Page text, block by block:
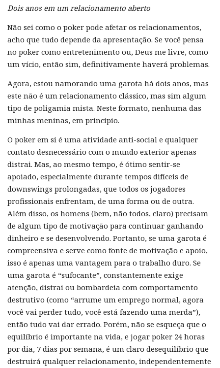
Dois anos em um relacionamento aberto
Não sei como o poker pode afetar os relacionamentos,
acho que tudo depende da apresentação. Se você pensa
no poker como entretenimento ou, Deus me livre, como
um vício, então sim, definitivamente haverá problemas.
Agora, estou namorando uma garota há dois anos, mas
este não é um relacionamento clássico, mas sim algum
tipo de poligamia mista. Neste formato, nenhuma das
minhas meninas, em princípio.
O poker em si é uma atividade anti-social e qualquer
contato desnecessário com o mundo exterior apenas
distrai. Mas, ao mesmo tempo, é ótimo sentir-se
apoiado, especialmente durante tempos difíceis de
downswings prolongadas, que todos os jogadores
profissionais enfrentam, de uma forma ou de outra.
Além disso, os homens (bem, não todos, claro) precisam
de algum tipo de motivação para continuar ganhando
dinheiro e se desenvolvendo. Portanto, se uma garota é
compreensiva e serve como fonte de motivação e apoio,
isso é apenas uma vantagem para o trabalho duro. Se
uma garota é “sufocante”, constantemente exige
atenção, distrai ou bombardeia com comportamento
destrutivo (como “arrume um emprego normal, agora
você vai perder tudo, você está fazendo uma merda”),
então tudo vai dar errado. Porém, não se esqueça que o
equilíbrio é importante na vida, e jogar poker 24 horas
por dia, 7 dias por semana, é um claro desequilíbrio que
destruirá qualquer relacionamento, independentemente